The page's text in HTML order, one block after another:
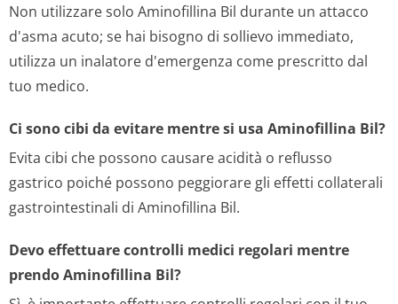
Non utilizzare solo Aminofillina Bil durante un attacco
d'asma acuto; se hai bisogno di sollievo immediato,
utilizza un inalatore d'emergenza come prescritto dal
tuo medico.
Ci sono cibi da evitare mentre si usa Aminofillina Bil?
Evita cibi che possono causare acidità o reflusso
gastrico poiché possono peggiorare gli effetti collaterali
gastrointestinali di Aminofillina Bil.
Devo effettuare controlli medici regolari mentre
prendo Aminofillina Bil?